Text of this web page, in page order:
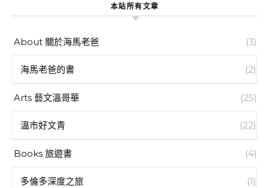
本站所有文章
About 關於海馬老爸 (3)
海馬老爸的書 (2)
Arts 藝文溫哥華 (25)
溫市好文青 (22)
Books 旅遊書 (4)
多倫多深度之旅 (1)